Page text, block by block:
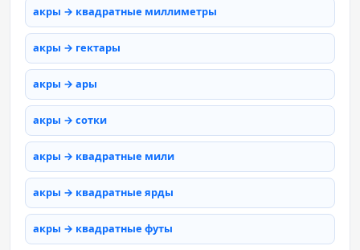
акры → квадратные миллиметры
акры → гектары
акры → ары
акры → сотки
акры → квадратные мили
акры → квадратные ярды
акры → квадратные футы